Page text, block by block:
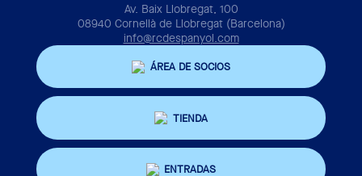
Av. Baix Llobregat, 100
08940 Cornellà de Llobregat (Barcelona)
info@rcdespanyol.com
ÁREA DE SOCIOS
TIENDA
ENTRADAS